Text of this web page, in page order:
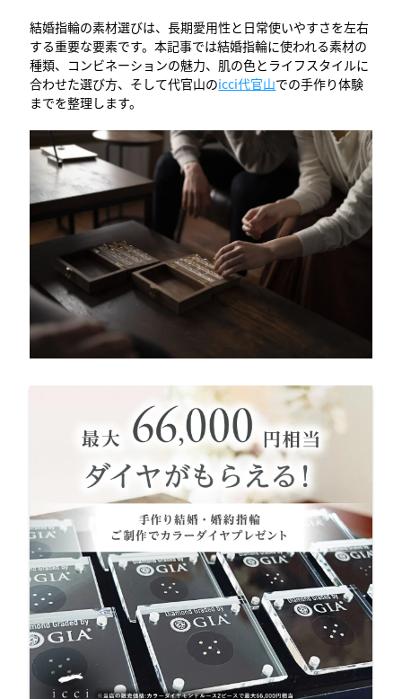
結婚指輪の素材選びは、長期愛用性と日常使いやすさを左右
する重要な要素です。本記事では結婚指輪に使われる素材の
種類、コンビネーションの魅力、肌の色とライフスタイルに
合わせた選び方、そして代官山のicci代官山での手作り体験
までを整理します。